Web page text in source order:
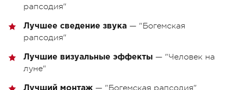
рапсодия"
Лучшее сведение звука — "Богемская
рапсодия"
Лучшие визуальные эффекты — "Человек на
луне"
Лучший монтаж — "Богемская рапсодия"